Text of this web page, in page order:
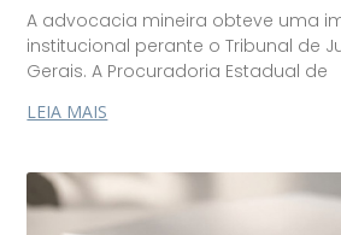
A advocacia mineira obteve uma
institucional perante o Tribunal de
Gerais. A Procuradoria Estadual de
LEIA MAIS